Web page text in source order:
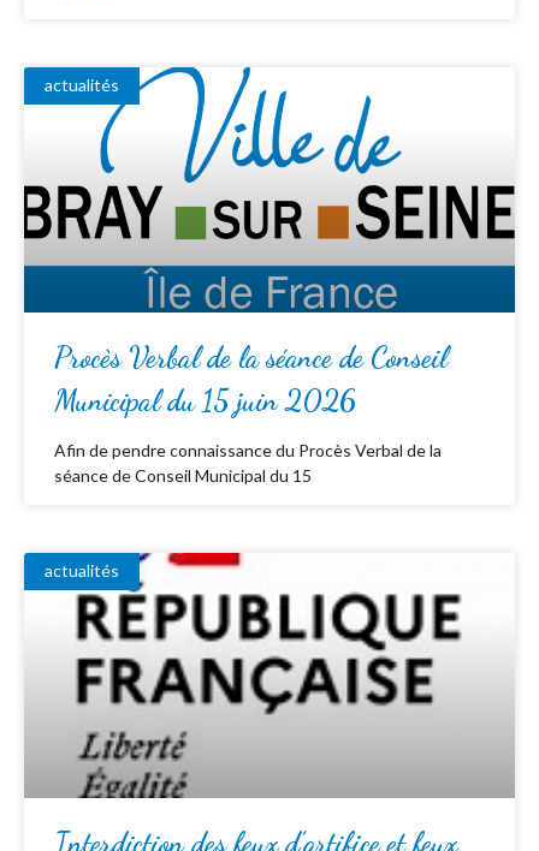
actualités
Procès Verbal de la séance de Conseil
Municipal du 15 juin 2026
Afin de pendre connaissance du Procès Verbal de la
séance de Conseil Municipal du 15
actualités
Interdiction des feux d’artifice et feux